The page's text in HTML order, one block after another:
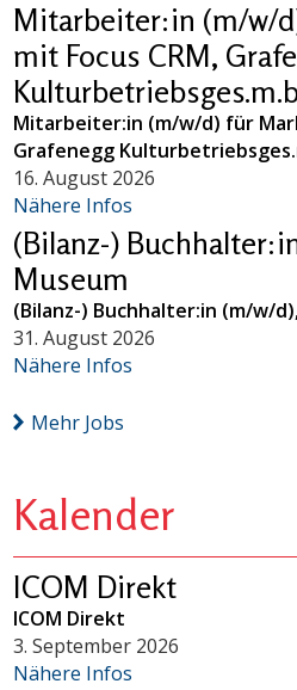
Mitarbeiter:in (m/w/
mit Focus CRM,
Mitarbeiter:in (m/w/d) für
Grafenegg
16. August 2026
Nähere Infos
(Bilanz-)
Museum
(Bilanz-) Buchhalter:in (m/w/
31. August 2026
Nähere Infos
Mehr Jobs
Kalender
ICOM Direkt
ICOM Direkt
3. September 2026
Nähere Infos